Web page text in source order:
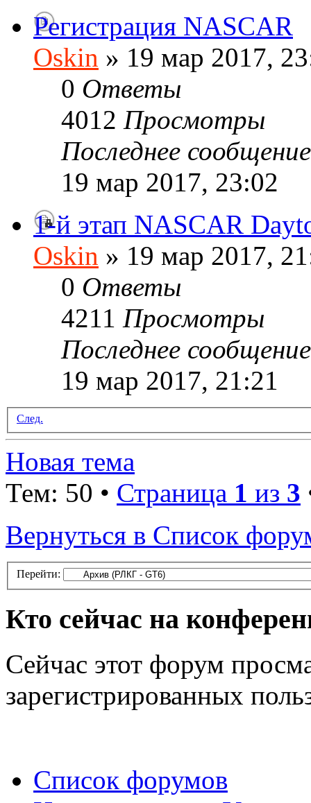
Регистрация NASCAR
Oskin » 19 мар 2017,
0 Ответы
4012 Просмотры
Последнее
19 мар 2017, 23:02
1-й этап NASCAR
Oskin » 19 мар 2017,
0 Ответы
4211 Просмотры
Последнее
19 мар 2017, 21:21
След.
Новая тема
Тем: 50 • Страница 1 из 3
Вернуться в Список
Перейти:
Кто сейчас на
Сейчас этот форум
зарегистрированных
Список форумов